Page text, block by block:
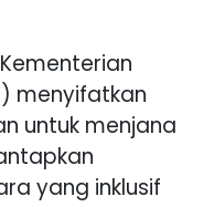
menyifatkan
untuk menjana
yang inklusif